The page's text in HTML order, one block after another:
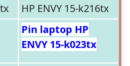
HP ENVY 15-k216tx
Pin laptop HP
ENVY 15-k023tx